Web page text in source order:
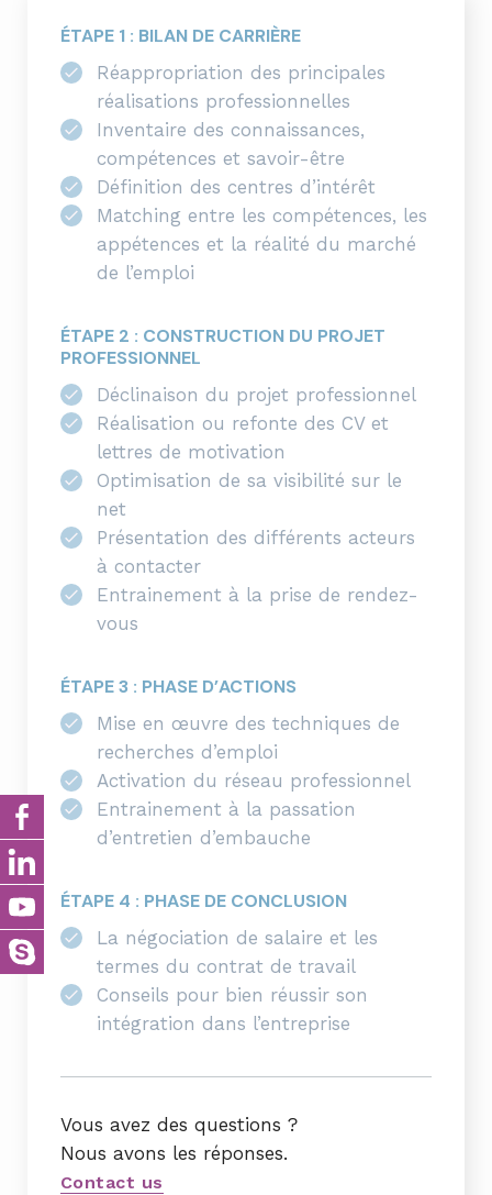
ÉTAPE 1 : BILAN DE CARRIÈRE
Réappropriation des principales
réalisations professionnelles
Inventaire des connaissances,
compétences et savoir-être
Définition des centres d’intérêt
Matching entre les compétences, les
appétences et la réalité du marché
de l’emploi
ÉTAPE 2 : CONSTRUCTION DU PROJET
PROFESSIONNEL
Déclinaison du projet professionnel
Réalisation ou refonte des CV et
lettres de motivation
Optimisation de sa visibilité sur le
net
Présentation des différents acteurs
à contacter
Entrainement à la prise de rendez-
vous
ÉTAPE 3 : PHASE D’ACTIONS
Mise en œuvre des techniques de
recherches d’emploi
Activation du réseau professionnel
Entrainement à la passation
d’entretien d’embauche
ÉTAPE 4 : PHASE DE CONCLUSION
La négociation de salaire et les
termes du contrat de travail
Conseils pour bien réussir son
intégration dans l’entreprise
Vous avez des questions ?
Nous avons les réponses.
Contact us